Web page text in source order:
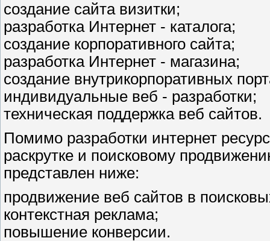
создание сайта визитки;
разработка Интернет - каталога;
создание корпоративного сайта;
разработка Интернет - магазина;
создание внутрикорпоративных
индивидуальные веб - разработки;
техническая поддержка веб сайтов.
Помимо разработки интернет
раскрутке и поисковому
представлен ниже:
продвижение веб сайтов в
контекстная реклама;
повышение конверсии.